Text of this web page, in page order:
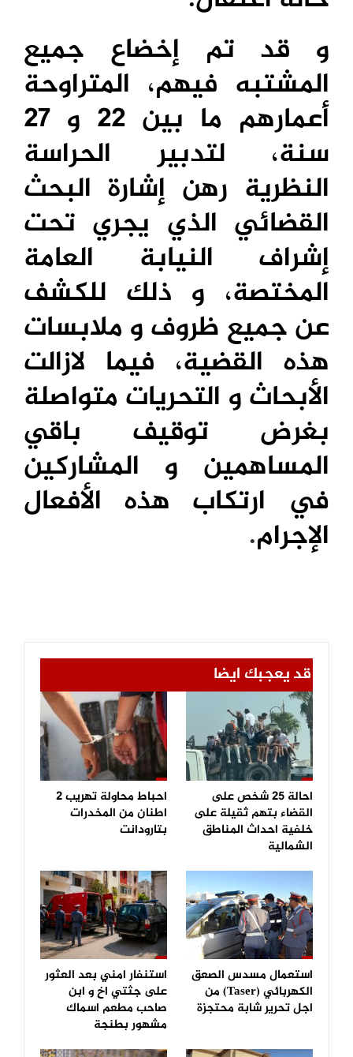
و قد تم إخضاع جميع
المشتبه فيهم، المتراوحة
أعمارهم ما بين 22 و 27
سنة، لتدبير الحراسة
النظرية رهن إشارة البحث
القضائي الذي يجري تحت
إشراف النيابة العامة
المختصة، و ذلك للكشف
عن جميع ظروف و ملابسات
هذه القضية، فيما لازالت
الأبحاث و التحريات متواصلة
بغرض توقيف باقي
المساهمين و المشاركين
في ارتكاب هذه الأفعال
الإجرام.
قد يعجبك ايضا
احالة 25 شخص على
القضاء بتهم ثقيلة على
خلفية احداث المناطق
الشمالية
احباط محاولة تهريب 2
اطنان من المخدرات
بتارودانت
استعمال مسدس الصعق
الكهربائي (Taser) من
اجل تحرير شابة محتجزة
استنفار امني بعد العثور
على جثتي اخ و ابن
صاحب مطعم اسماك
مشهور بطنجة